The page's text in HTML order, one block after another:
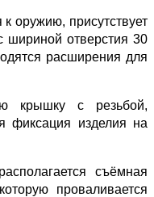
оружию, присутствует
шириной отверстия 30
расширения для
крышку с резьбой,
фиксация изделия на
съёмная
проваливается